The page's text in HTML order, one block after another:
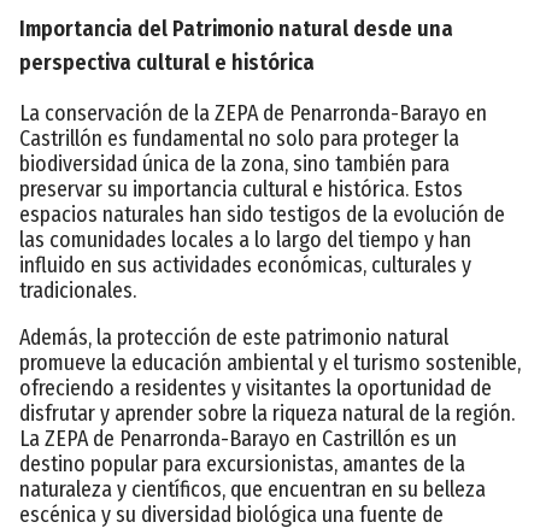
Importancia del Patrimonio natural desde una
perspectiva cultural e histórica
La conservación de la ZEPA de Penarronda-Barayo en
Castrillón es fundamental no solo para proteger la
biodiversidad única de la zona, sino también para
preservar su importancia cultural e histórica. Estos
espacios naturales han sido testigos de la evolución de
las comunidades locales a lo largo del tiempo y han
influido en sus actividades económicas, culturales y
tradicionales.
Además, la protección de este patrimonio natural
promueve la educación ambiental y el turismo sostenible,
ofreciendo a residentes y visitantes la oportunidad de
disfrutar y aprender sobre la riqueza natural de la región.
La ZEPA de Penarronda-Barayo en Castrillón es un
destino popular para excursionistas, amantes de la
naturaleza y científicos, que encuentran en su belleza
escénica y su diversidad biológica una fuente de